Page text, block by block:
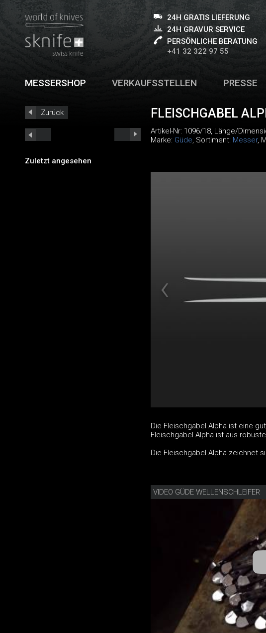
24H GRATIS LIEFERUNG
24H GRAVUR SERVICE
PERSÖNLICHE BERATUNG
+41 32 322 97 55
MESSERSHOP VERKAUFSSTELLEN PRESSE
Zurück
Zuletzt angesehen
FLEISCHGABEL
Artikel-Nr: 1096/18, Länge/
Marke: Güde, Sortiment: Messer,
Die Fleischgabel Alpha ist eine
Fleischgabel Alpha ist aus
Die Fleischgabel Alpha zeichnet
VIDEO GÜDE WELLENSCHLEIFER